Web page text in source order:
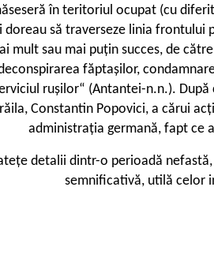
în teritoriul ocupat (cu
doreau să traverseze linia
mult sau mai puțin succes, de
făptașilor,
rușilor“ (Antantei-n.n.).
Constantin Popovici, a cărui
administrația germană, fapt ce
detalii dintr-o perioadă
semnificativă, utilă celor